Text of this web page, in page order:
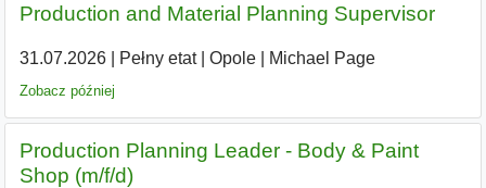
Production and Material Planning Supervisor
31.07.2026| Pełny etat| Opole| Michael Page
Zobacz później
Production Planning Leader - Body & Paint
Shop (m/f/d)